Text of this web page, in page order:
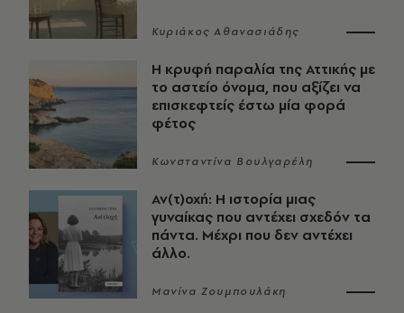
Κυριάκος Αθανασιάδης
Η κρυφή παραλία της Αττικής με
το αστείο όνομα, που αξίζει να
επισκεφτείς έστω μία φορά
φέτος
Κωνσταντίνα Βουλγαρέλη
Αν(τ)οχή: Η ιστορία μιας
γυναίκας που αντέχει σχεδόν τα
πάντα. Μέχρι που δεν αντέχει
άλλο.
Μανίνα Ζουμπουλάκη